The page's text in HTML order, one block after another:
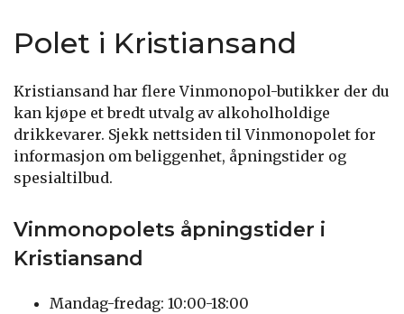
Polet i Kristiansand
Kristiansand har flere Vinmonopol-butikker der du
kan kjøpe et bredt utvalg av alkoholholdige
drikkevarer. Sjekk nettsiden til Vinmonopolet for
informasjon om beliggenhet, åpningstider og
spesialtilbud.
Vinmonopolets åpningstider i
Kristiansand
Mandag-fredag: 10:00-18:00